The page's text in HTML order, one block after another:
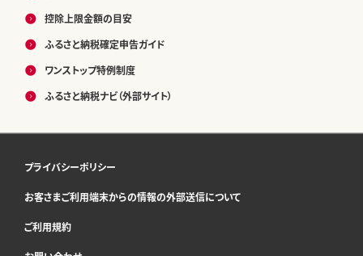
控除上限金額の目安
ふるさと納税確定申告ガイド
ワンストップ特例制度
ふるさと納税ナビ（外部サイト）
プライバシーポリシー
お客さまご利用端末からの情報の外部送信について
ご利用規約